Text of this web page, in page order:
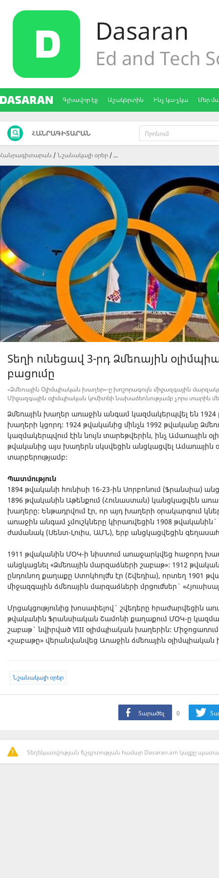
Գլխավոր էջ Աշակերտին Ինչ կա-չկա Մեր
ՀԱՆՐԱԳԻՏԱՐԱՆ
Հանրագիտարան Նշանակալի օրեր ...
Տեղի ունեցավ 3-րդ Ձմեռային
բացումը
«Ձմեռային Օլիմպիական խաղեր»-ը խոշորագույն միջազգային
Միջազգային օլիմպիական կոմիտեի նախաձեռնությամբ չորս տարին
Ձմեռային խաղեր առաջին անգամ կազմակերպվել են
խաղերի կցորդ: 1924 թվականից մինչև 1992 թվականը
կազմակերպվում էին նույն տարեթվերին, ինչ Ամառային
թվականից այս խաղերն սկսվեցին անցկացվել
տարբերությամբ:
Պատմություն
1894 թվականի հունիսի 16-23-ին Սորբոնում (Ֆրանսիա)
1896 թվականին Աթենքում (Հունաստան) կանցկացվեն
խաղերը: Ենթադրվում էր, որ այդ խաղերի օրակարգում
առաջին անգամ չմուշկները կիրառվեցին 1908
ժամանակ (Սենտ-Լուիս, ԱՄՆ), երբ անցկացվեցին
1911 թվականին ՄՕԿ-ի նիստում առաջարկվեց հաջորդ
անցկացնել «Ձմեռային մարզաձևերի շաբաթ»: 1912
ընդունող քաղաքը Ստոկհոլմն էր (Շվեդիա), որտեղ 1901
միջազգային ձմեռային մարզաձևերի մրցումներ`
Մրցակցությունից խոսափելով` շվեդերը հրաժարվեցին
թվականին Ֆրանսիական Շամոնի քաղաքում ՄՕԿ-ը
շաբաթ` նվիրված VIII օլիմպիական խաղերին:
«շաբաթը» վերանվանվեց Առաջին ձմեռային օլիմպիական
Նշանակալի օրեր
Տարածել 0
Տեղեկատվության ճշգրտության համար Dasaran.am կայքը